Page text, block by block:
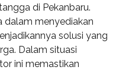
di Pekanbaru.
dalam menyediakan
solusi yang
Dalam situasi
ini memastikan